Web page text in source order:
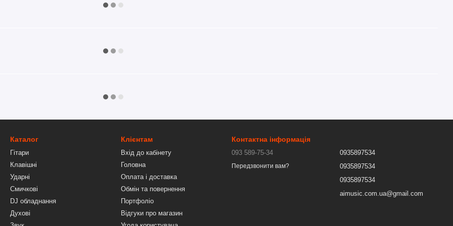
Каталог
Гітари
Клавішні
Ударні
Смичкові
DJ обладнання
Духові
Клієнтам
Вхід до кабінету
Головна
Оплата і доставка
Обмін та повернення
Портфоліо
Відгуки про магазин
Контактна інформація
093 589-75-34
Передзвонити вам?
0935897534
0935897534
0935897534
aimusic.com.ua@gmail.com